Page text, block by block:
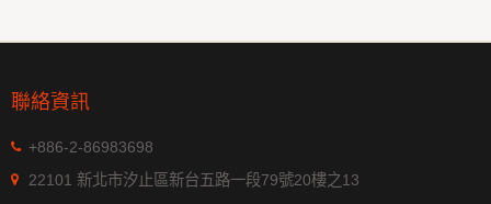
聯絡資訊
+886-2-86983698
22101 新北市汐止區新台五路一段79號20樓之13